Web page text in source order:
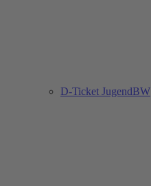
D-Ticket JugendBW